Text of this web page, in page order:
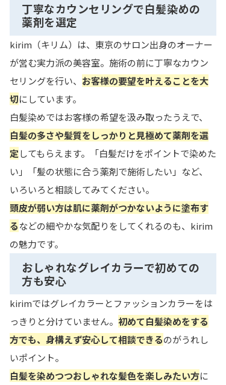
丁寧なカウンセリングで白髪染めの
薬剤を選定
kirim（キリム）は、東京のサロン出身のオーナー
が営む実力派の美容室。施術の前に丁寧なカウン
セリングを行い、 お客様の要望を叶えることを大
切にしています。
白髪染めではお客様の希望を汲み取ったうえで、
白髪の多さや髪質をしっかりと見極めて薬剤を選
定してもらえます。「白髪だけをポイントで染めた
い」「髪の状態に合う薬剤で施術したい」など、
いろいろと相談してみてください。
頭皮が弱い方は肌に薬剤がつかないように塗布す
るなどの細やかな気配りをしてくれるのも、kirim
の魅力です。
おしゃれなグレイカラーで初めての
方も安心
kirimではグレイカラーとファッションカラーをは
っきりと分けていません。 初めて白髪染めをする
方でも、身構えず安心して相談できるのがうれし
いポイント。
白髪を染めつつおしゃれな髪色を楽しみたい方に